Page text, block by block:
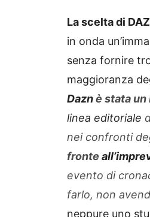
La scelta di
in onda
senza fornire
maggioranza
Daznè stata
linea editoriale
nei confronti
fronte
evento di
farlo, non
neppure uno